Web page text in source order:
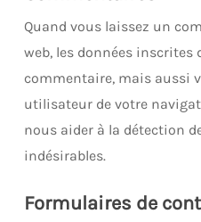
Quand vous laissez un
web, les données inscrites
commentaire, mais aussi
utilisateur de votre
nous aider à la détection
indésirables.
Formulaires de